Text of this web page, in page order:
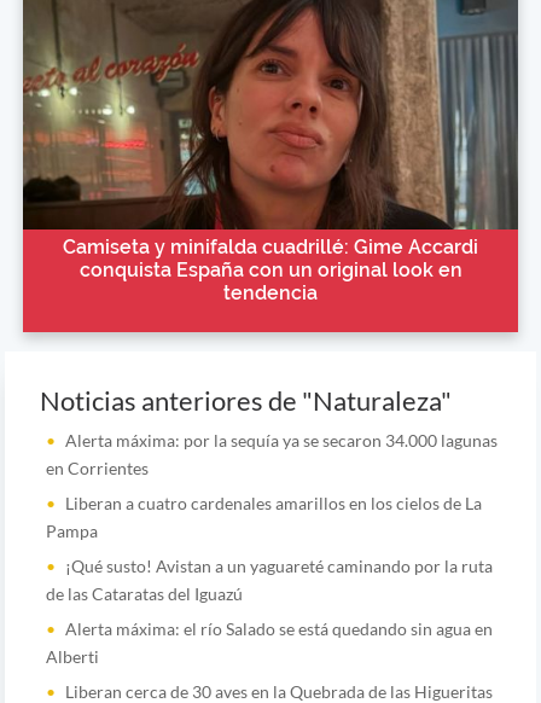
Camiseta y minifalda cuadrillé: Gime Accardi
conquista España con un original look en
tendencia
Noticias anteriores de "Naturaleza"
Alerta máxima: por la sequía ya se secaron 34.000 lagunas
en Corrientes
Liberan a cuatro cardenales amarillos en los cielos de La
Pampa
¡Qué susto! Avistan a un yaguareté caminando por la ruta
de las Cataratas del Iguazú
Alerta máxima: el río Salado se está quedando sin agua en
Alberti
Liberan cerca de 30 aves en la Quebrada de las Higueritas